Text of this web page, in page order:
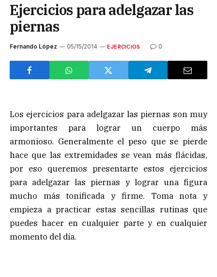
Ejercicios para adelgazar las
piernas
Fernando López 05/15/2014 EJERCICIOS 0
Los ejercicios para adelgazar las piernas son muy
importantes para lograr un cuerpo más
armonioso. Generalmente el peso que se pierde
hace que las extremidades se vean más flácidas,
por eso queremos presentarte estos ejercicios
para adelgazar las piernas y lograr una figura
mucho más tonificada y firme. Toma nota y
empieza a practicar estas sencillas rutinas que
puedes hacer en cualquier parte y en cualquier
momento del día.